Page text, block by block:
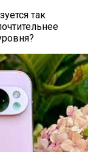
так